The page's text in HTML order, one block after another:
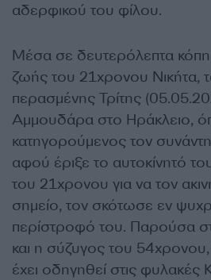
αδερφικού του φίλου.
Μέσα σε δευτερόλεπτα
ζωής του 21χρονου Νικήτα,
περασμένης Τρίτης
Αμμουδάρα στο Ηράκλειο,
κατηγορούμενος τον
αφού έριξε το αυτοκίνητό
του 21χρονου για να τον
σημείο, τον σκότωσε εν
περίστροφό του. Παρούσα
και η σύζυγος του
έχει οδηγηθεί στις